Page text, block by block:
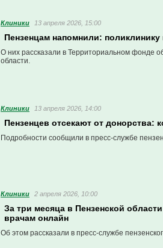
Клиники 13 апреля 2026, 15:00
Пензенцам напомнили:
О них рассказали в Территориальном фонде
области.
Клиники 13 апреля 2026, 14:00
Пензенцев отсекают от донорства:
Подробности сообщили в пресс-службе
Клиники 2 апреля 2026, 10:00
За три месяца в Пензенской
врачам онлайн
Об этом рассказали в пресс-службе